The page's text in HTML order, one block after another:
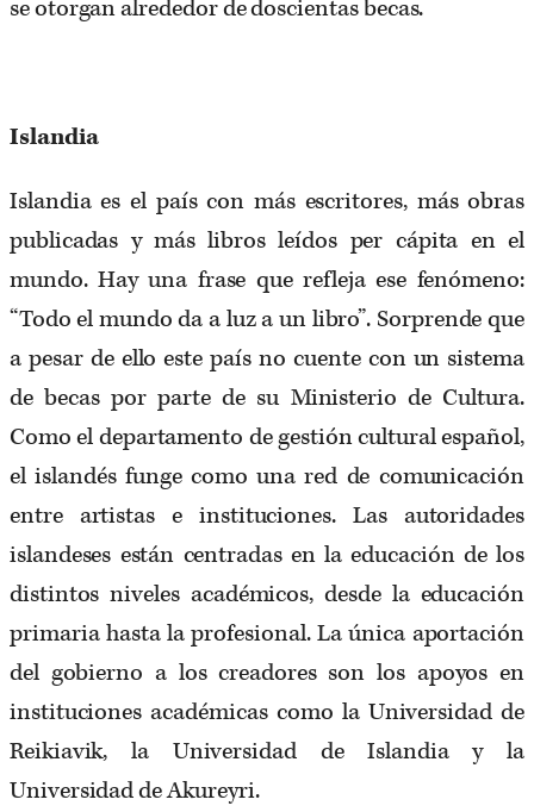
se otorgan alrededor de doscientas becas.
Islandia
Islandia es el país con más escritores, más obras
publicadas y más libros leídos per cápita en el
mundo. Hay una frase que refleja ese fenómeno:
“Todo el mundo da a luz a un libro”. Sorprende que
a pesar de ello este país no cuente con un sistema
de becas por parte de su Ministerio de Cultura.
Como el departamento de gestión cultural español,
el islandés funge como una red de comunicación
entre artistas e instituciones. Las autoridades
islandeses están centradas en la educación de los
distintos niveles académicos, desde la educación
primaria hasta la profesional. La única aportación
del gobierno a los creadores son los apoyos en
instituciones académicas como la Universidad de
Reikiavik, la Universidad de Islandia y la
Universidad de Akureyri.